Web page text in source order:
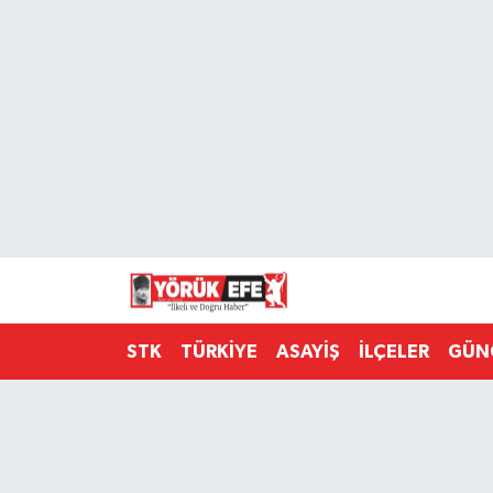
STK TÜRKİYE ASAYİŞ İLÇELER
Süper Lig Puan Durumu ve Fikstür
Tüm Manşetler